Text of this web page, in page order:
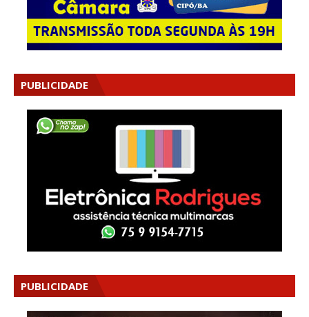
PUBLICIDADE
PUBLICIDADE